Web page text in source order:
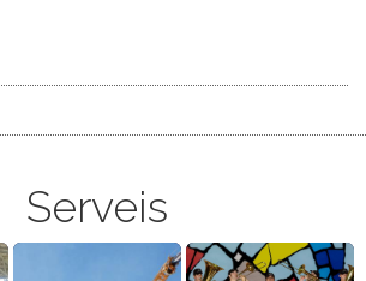
Serveis